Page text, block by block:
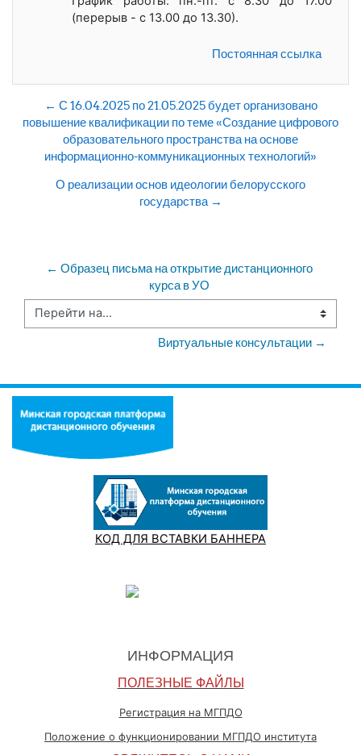
(перерыв - с 13.00 до 13.30).
Постоянная ссылка
← С 16.04.2025 по 21.05.2025 будет организовано
повышение квалификации по теме «Создание цифрового
образовательного пространства на основе
информационно-коммуникационных технологий»
О реализации основ идеологии белорусского
государства →
← Образец письма на открытие дистанционного
курса в УО
Перейти на...
Виртуальные консультации →
КОД ДЛЯ ВСТАВКИ БАННЕРА
ИНФОРМАЦИЯ
ПОЛЕЗНЫЕ ФАЙЛЫ
Регистрация на МГПДО
Положение о функционировании МГПДО института